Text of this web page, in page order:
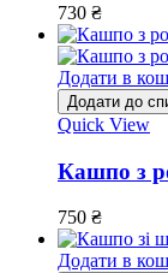
730 ₴
Додати в
Додати до
Quick View
Кашпо з
750 ₴
Додати в